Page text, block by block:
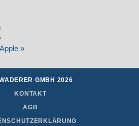
»
GMBH 2026
KONTAKT
AGB